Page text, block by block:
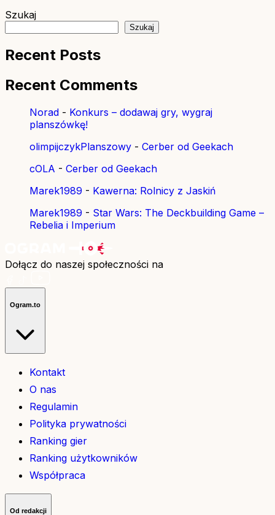
Szukaj
Szukaj
Recent Posts
Recent Comments
Norad - Konkurs – dodawaj gry, wygraj
planszówkę!
olimpijczykPlanszowy - Cerber od Geekach
cOLA - Cerber od Geekach
Marek1989 - Kawerna: Rolnicy z Jaskiń
Marek1989 - Star Wars: The Deckbuilding Game –
Rebelia i Imperium
Dołącz do naszej społeczności na
Ogram.to
Kontakt
O nas
Regulamin
Polityka prywatności
Ranking gier
Ranking użytkowników
Współpraca
Od redakcji